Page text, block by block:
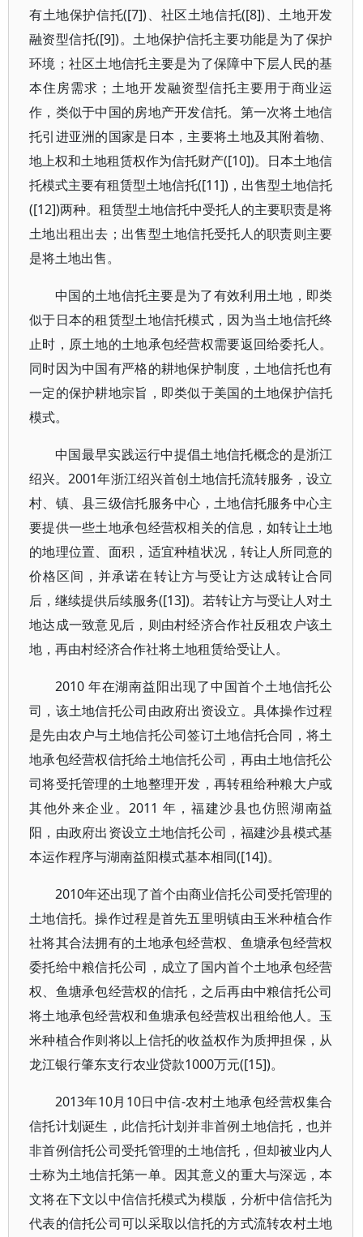
有土地保护信托([7])、社区土地信托([8])、土地开发
融资型信托([9])。土地保护信托主要功能是为了保护
环境；社区土地信托主要是为了保障中下层人民的基
本住房需求；土地开发融资型信托主要用于商业运
作，类似于中国的房地产开发信托。第一次将土地信
托引进亚洲的国家是日本，主要将土地及其附着物、
地上权和土地租赁权作为信托财产([10])。日本土地信
托模式主要有租赁型土地信托([11])，出售型土地信托
([12])两种。租赁型土地信托中受托人的主要职责是将
土地出租出去；出售型土地信托受托人的职责则主要
是将土地出售。
中国的土地信托主要是为了有效利用土地，即类
似于日本的租赁型土地信托模式，因为当土地信托终
止时，原土地的土地承包经营权需要返回给委托人。
同时因为中国有严格的耕地保护制度，土地信托也有
一定的保护耕地宗旨，即类似于美国的土地保护信托
模式。
中国最早实践运行中提倡土地信托概念的是浙江
绍兴。2001年浙江绍兴首创土地信托流转服务，设立
村、镇、县三级信托服务中心，土地信托服务中心主
要提供一些土地承包经营权相关的信息，如转让土地
的地理位置、面积，适宜种植状况，转让人所同意的
价格区间，并承诺在转让方与受让方达成转让合同
后，继续提供后续服务([13])。若转让方与受让人对土
地达成一致意见后，则由村经济合作社反租农户该土
地，再由村经济合作社将土地租赁给受让人。
2010 年在湖南益阳出现了中国首个土地信托公
司，该土地信托公司由政府出资设立。具体操作过程
是先由农户与土地信托公司签订土地信托合同，将土
地承包经营权信托给土地信托公司，再由土地信托公
司将受托管理的土地整理开发，再转租给种粮大户或
其他外来企业。2011 年，福建沙县也仿照湖南益
阳，由政府出资设立土地信托公司，福建沙县模式基
本运作程序与湖南益阳模式基本相同([14])。
2010年还出现了首个由商业信托公司受托管理的
土地信托。操作过程是首先五里明镇由玉米种植合作
社将其合法拥有的土地承包经营权、鱼塘承包经营权
委托给中粮信托公司，成立了国内首个土地承包经营
权、鱼塘承包经营权的信托，之后再由中粮信托公司
将土地承包经营权和鱼塘承包经营权出租给他人。玉
米种植合作则将以上信托的收益权作为质押担保，从
龙江银行肇东支行农业贷款1000万元([15])。
2013年10月10日中信-农村土地承包经营权集合
信托计划诞生，此信托计划并非首例土地信托，也并
非首例信托公司受托管理的土地信托，但却被业内人
士称为土地信托第一单。因其意义的重大与深远，本
文将在下文以中信信托模式为模版，分析中信信托为
代表的信托公司可以采取以信托的方式流转农村土地